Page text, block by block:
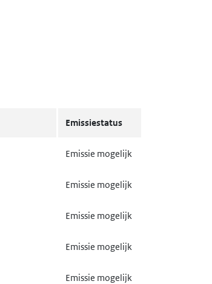
Emissiestatus
Emissie mogelijk
Emissie mogelijk
Emissie mogelijk
Emissie mogelijk
Emissie mogelijk